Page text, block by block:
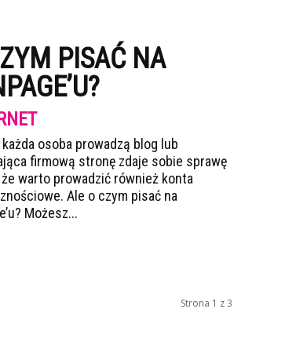
PISAĆ NA
osoba prowadzą blog lub
firmową stronę zdaje sobie sprawę
warto prowadzić również konta
Ale o czym pisać na
Możesz...
Strona 1 z 3